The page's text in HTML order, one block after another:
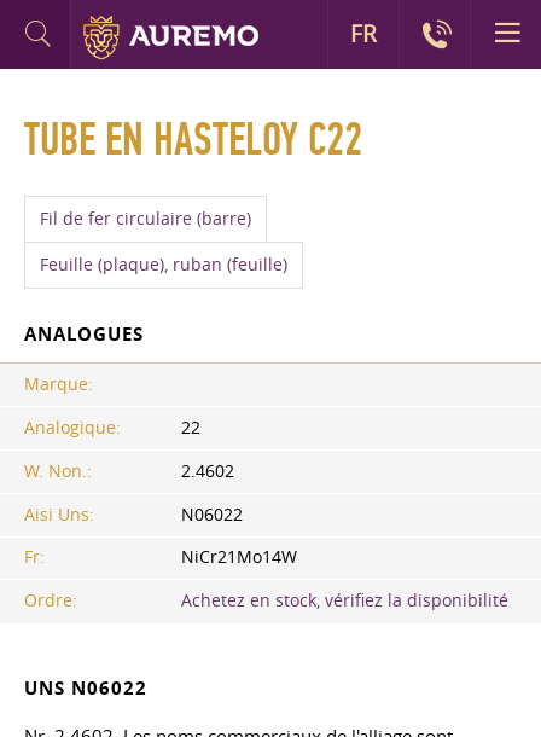
TUBE EN HASTELOY C22
Fil de fer circulaire (barre)
Feuille (plaque), ruban (feuille)
ANALOGUES
Marque:
Analogique:
22
W. Non.:
2.4602
Aisi Uns:
N06022
Fr:
NiCr21Mo14W
Ordre:
Achetez en stock, vérifiez la disponibilité
UNS N06022
FR